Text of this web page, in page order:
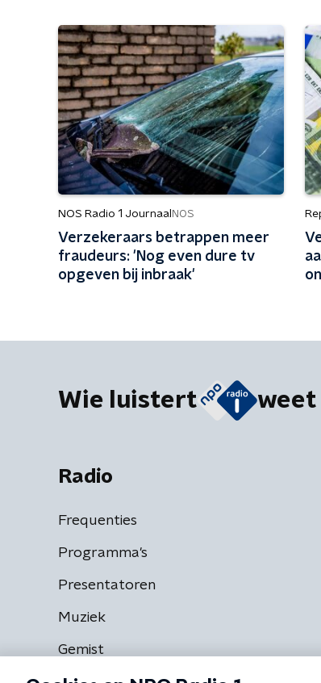
NOS Radio 1 Journaal NOS
Verzekeraars betrappen meer
fraudeurs: 'Nog even dure tv
opgeven bij inbraak'
Wie luistert weet
Radio
Frequenties
Programma's
Presentatoren
Muziek
Gemist